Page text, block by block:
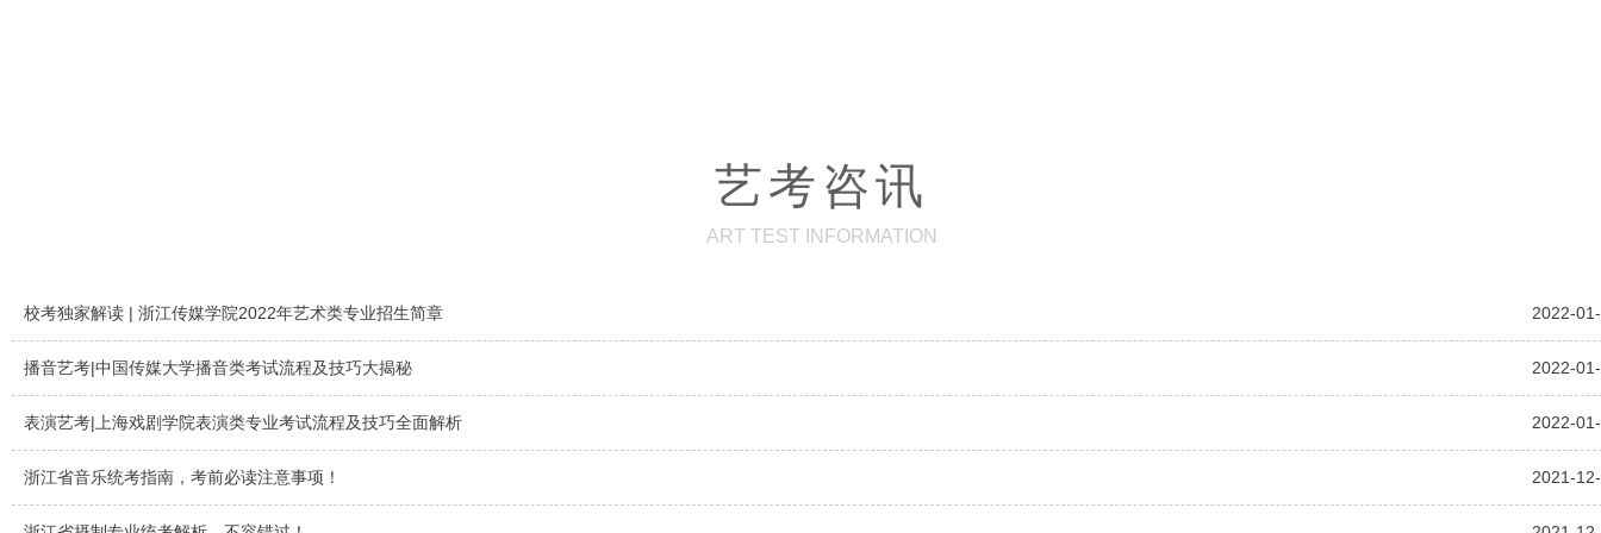
艺考咨讯
ART TEST INFORMATION
2022-
校考独家解读 | 浙江传媒学院2022年艺术类专业招生简章
2022-
播音艺考|中国传媒大学播音类考试流程及技巧大揭秘
2022-
表演艺考|上海戏剧学院表演类专业考试流程及技巧全面解析
2021-
浙江省音乐统考指南，考前必读注意事项！